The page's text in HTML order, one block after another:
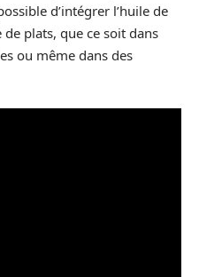
d’intégrer l’huile de
plats, que ce soit dans
ou même dans des